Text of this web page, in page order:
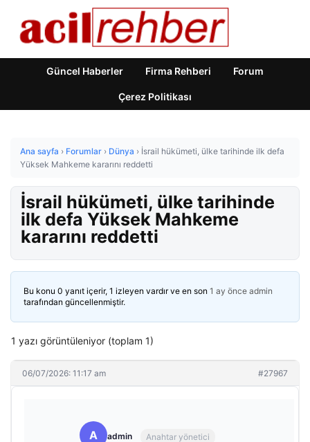
Güncel Haberler Firma Rehberi Forum
Çerez Politikası
Ana sayfa › Forumlar › Dünya › İsrail hükümeti, ülke tarihinde ilk defa
Yüksek Mahkeme kararını reddetti
İsrail hükümeti, ülke tarihinde
ilk defa Yüksek Mahkeme
kararını reddetti
Bu konu 0 yanıt içerir, 1 izleyen vardır ve en son 1 ay önce admin
tarafından güncellenmiştir.
1 yazı görüntüleniyor (toplam 1)
06/07/2026: 11:17 am #27967
A admin Anahtar yönetici